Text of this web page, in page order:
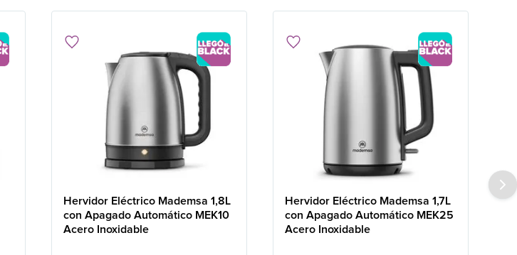
Hervidor Eléctrico Mademsa 1,8L
con Apagado Automático MEK10
Acero Inoxidable
Hervidor Eléctrico Mademsa 1,7L
con Apagado Automático MEK25
Acero Inoxidable